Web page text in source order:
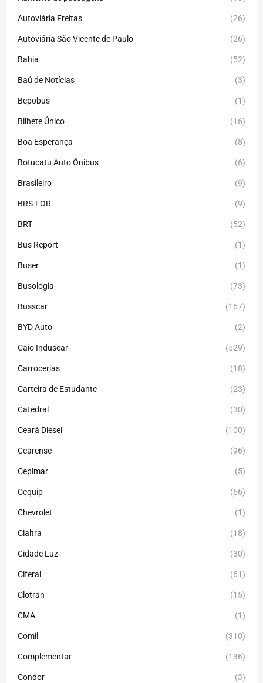
Autoviária Freitas (26)
Autoviária São Vicente de Paulo (26)
Bahia (52)
Baú de Notícias (3)
Bepobus (1)
Bilhete Único (16)
Boa Esperança (8)
Botucatu Auto Ônibus (6)
Brasileiro (9)
BRS-FOR (9)
BRT (52)
Bus Report (1)
Buser (1)
Busologia (73)
Busscar (167)
BYD Auto (2)
Caio Induscar (529)
Carrocerias (18)
Carteira de Estudante (23)
Catedral (30)
Ceará Diesel (100)
Cearense (96)
Cepimar (5)
Cequip (66)
Chevrolet (1)
Cialtra (18)
Cidade Luz (30)
Ciferal (61)
Clotran (15)
CMA (1)
Comil (310)
Complementar (136)
Condor (3)